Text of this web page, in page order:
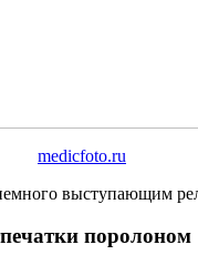
medicfoto.ru
выступающим
поролоном